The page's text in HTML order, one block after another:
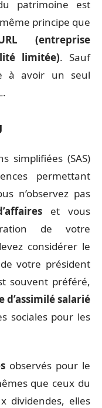
patrimoine est
principe que
(entreprise
limitée). Sauf
à avoir un seul
simplifiées (SAS)
permettant
n’observez pas
et vous
de votre
considérer le
votre président
souvent préféré,
d’assimilé salarié
sociales pour les
observés pour le
que ceux du
dividendes, elles